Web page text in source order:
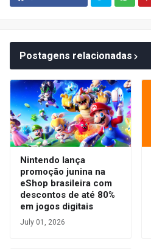
Postagens relacionadas
Nintendo lança
promoção junina na
eShop brasileira com
descontos de até 80%
em jogos digitais
July 01, 2026